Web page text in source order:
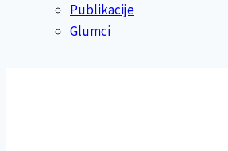
Publikacije
Glumci